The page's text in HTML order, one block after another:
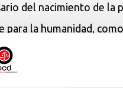
del nacimiento de la
la humanidad,
cabo la exposición «
de la Memoria Tumaco